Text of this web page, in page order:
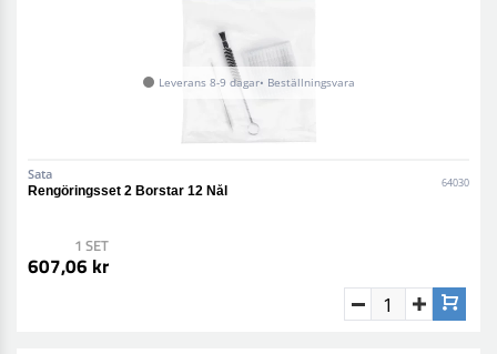
Leverans 8-9 dagar• Beställningsvara
Sata
64030
Rengöringsset 2 Borstar 12 Nål
1 SET
607,06 kr